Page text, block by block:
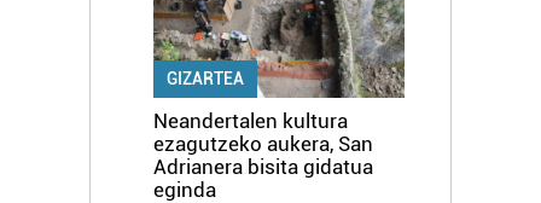
GIZARTEA
Neandertalen kultura
ezagutzeko aukera, San
Adrianera bisita gidatua
eginda